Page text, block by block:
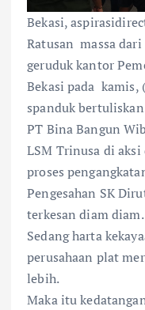
Bekasi,
Ratusan massa
geruduk kantor
Bekasi pada kamis,
spanduk
PT Bina Bangun
LSM Trinusa di
proses
Pengesahan SK
terkesan diam diam.
Sedang harta
perusahaan plat
lebih.
Maka itu